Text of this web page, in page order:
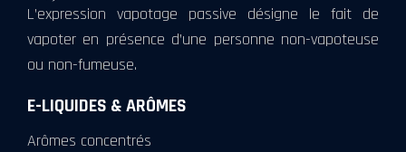
L’expression vapotage passive désigne le fait de
vapoter en présence d’une personne non-vapoteuse
ou non-fumeuse.
E-LIQUIDES & ARÔMES
Arômes concentrés